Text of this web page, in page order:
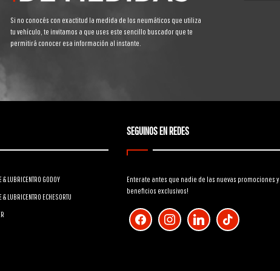
Si no conocés con exactitud la medida de los neumáticos que utiliza
tu vehículo, te invitamos a que uses este sencillo buscador que te
permitirá conocer esa información al instante.
& LUBRICENTRO GODOY
& LUBRICENTRO ECHESORTU
SEGUINOS EN REDES
Enterate antes que nadie de las nuevas promociones y
beneficios exclusivos!
facebook instagram linkedin tiktok